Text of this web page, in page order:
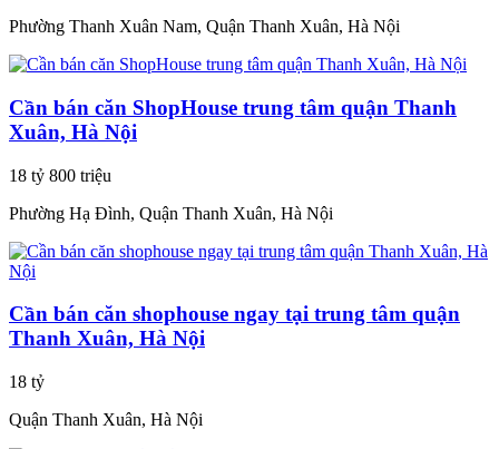
Phường Thanh Xuân Nam, Quận Thanh Xuân, Hà Nội
Cần bán căn ShopHouse trung tâm quận Thanh
Xuân, Hà Nội
18 tỷ 800 triệu
Phường Hạ Đình, Quận Thanh Xuân, Hà Nội
Cần bán căn shophouse ngay tại trung tâm quận
Thanh Xuân, Hà Nội
18 tỷ
Quận Thanh Xuân, Hà Nội